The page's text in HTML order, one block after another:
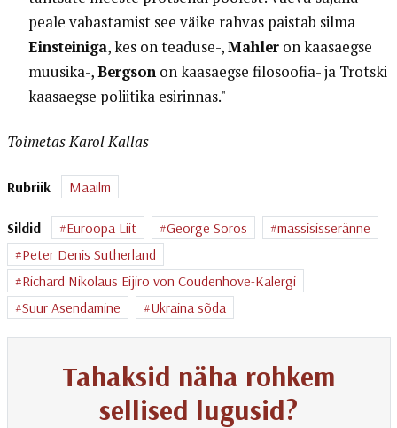
peale vabastamist see väike rahvas paistab silma
Einsteiniga, kes on teaduse-,Mahleron kaasaegse
muusika-,Bergsonon kaasaegse filosoofia- ja Trotski
kaasaegse poliitika esirinnas."
Toimetas Karol Kallas
Rubriik Maailm
Sildid Euroopa Liit George Soros
massisisseränne
Peter Denis Sutherland
Richard Nikolaus Eijiro von Coudenhove-Kalergi
Suur Asendamine
Ukraina sõda
Tahaksid näha rohkem
sellised lugusid?